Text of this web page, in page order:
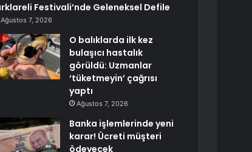
Festivali’nde Geleneksel Defile
Ağustos 7, 2026
O balıklarda ilk kez
bulaşıcı hastalık
görüldü: Uzmanlar
‘tüketmeyin’ çağrısı
yaptı
Ağustos 7, 2026
Banka işlemlerinde yeni
karar! Ücreti müşteri
ödeyecek